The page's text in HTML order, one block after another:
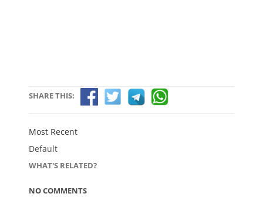
SHARE THIS:
Most Recent
Default
WHAT'S RELATED?
NO COMMENTS